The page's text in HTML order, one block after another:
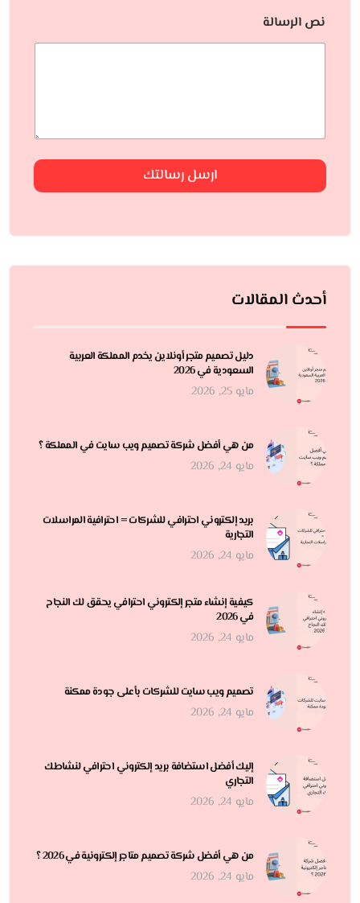
نص الرسالة
ارسل رسالتك
أحدث المقالات
دليل تصميم متجر أونلاين يخدم المملكة العربية
السعودية في 2026
مايو 25, 2026
من هي أفضل شركة تصميم ويب سايت في المملكة ؟
مايو 24, 2026
بريد إلكتروني احترافي للشركات = احترافية المراسلات
التجارية
مايو 24, 2026
كيفية إنشاء متجر إلكتروني احترافي يحقق لك النجاح
في 2026
مايو 24, 2026
تصميم ويب سايت للشركات بأعلى جودة ممكنة
مايو 24, 2026
إليك أفضل استضافة بريد إلكتروني احترافي لنشاطك
التجاري
مايو 24, 2026
من هي أفضل شركة تصميم متاجر إلكترونية في 2026 ؟
مايو 24, 2026